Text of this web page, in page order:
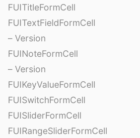
FUITitleFormCell
FUITextFieldFormCell
– Version
FUINoteFormCell
– Version
FUIKeyValueFormCell
FUISwitchFormCell
FUISliderFormCell
FUIRangeSliderFormCell